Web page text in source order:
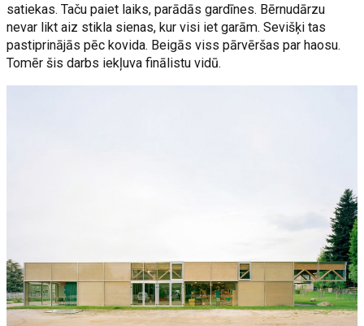
satiekas. Taču paiet laiks, parādās gardīnes. Bērnudārzu
nevar likt aiz stikla sienas, kur visi iet garām. Sevišķi tas
pastiprinājās pēc kovida. Beigās viss pārvēršas par haosu.
Tomēr šis darbs iekļuva finālistu vidū.